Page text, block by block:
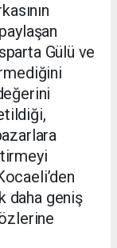
Gülü ve
daha geniş